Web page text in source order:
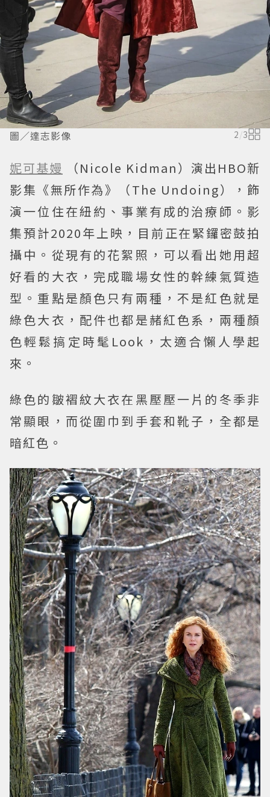
圖／達志影像 2/3
妮可基嫚
（Nicole Kidman）演出HBO新
影集《無所作為》（The Undoing），飾
演一位住在紐約、事業有成的治療師。影
集預計2020年上映，目前正在緊鑼密鼓拍
攝中。從現有的花絮照，可以看出她用超
好看的大衣，完成職場女性的幹練氣質造
型。重點是顏色只有兩種，不是紅色就是
綠色大衣，配件也都是赭紅色系，兩種顏
色輕鬆搞定時髦Look，太適合懶人學起
來。
綠色的皺褶紋大衣在黑壓壓一片的冬季非
常顯眼，而從圍巾到手套和靴子，全都是
暗紅色。